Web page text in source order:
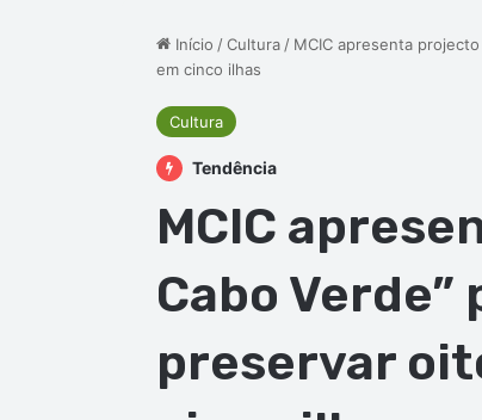
Início / Cultura / MCIC apresenta
em cinco ilhas
Cultura
Tendência
MCIC
Cabo
preservar